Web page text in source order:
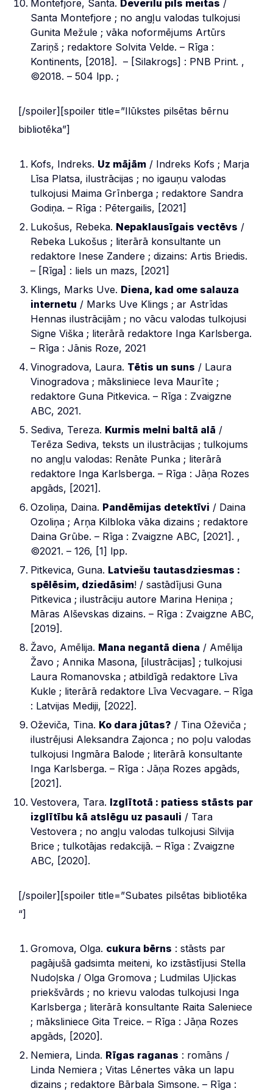
Montefjore, Santa. Deverilu pils meitas /
Santa Montefjore ; no angļu valodas tulkojusi
Gunita Mežule ; vāka noformējums Artūrs
Zariņš ; redaktore Solvita Velde. – Rīga :
Kontinents, [2018]. – [Silakrogs] : PNB Print. ,
©2018. – 504 lpp. ;
[/spoiler][spoiler title=”Ilūkstes pilsētas bērnu
bibliotēka”]
Kofs, Indreks. Uz mājām / Indreks Kofs ; Marja
Līsa Platsa, ilustrācijas ; no igauņu valodas
tulkojusi Maima Grīnberga ; redaktore Sandra
Godiņa. – Rīga : Pētergailis, [2021]
Lukošus, Rebeka. Nepaklausīgais vectēvs /
Rebeka Lukošus ; literārā konsultante un
redaktore Inese Zandere ; dizains: Artis Briedis.
– [Rīga] : liels un mazs, [2021]
Klings, Marks Uve. Diena, kad ome salauza
internetu / Marks Uve Klings ; ar Astrīdas
Hennas ilustrācijām ; no vācu valodas tulkojusi
Signe Viška ; literārā redaktore Inga Karlsberga.
– Rīga : Jānis Roze, 2021
Vinogradova, Laura. Tētis un suns / Laura
Vinogradova ; māksliniece Ieva Maurīte ;
redaktore Guna Pitkevica. – Rīga : Zvaigzne
ABC, 2021.
Sediva, Tereza. Kurmis melni baltā alā /
Terēza Sediva, teksts un ilustrācijas ; tulkojums
no angļu valodas: Renāte Punka ; literārā
redaktore Inga Karlsberga. – Rīga : Jāņa Rozes
apgāds, [2021].
Ozoliņa, Daina. Pandēmijas detektīvi / Daina
Ozoliņa ; Arņa Kilbloka vāka dizains ; redaktore
Daina Grūbe. – Rīga : Zvaigzne ABC, [2021]. ,
©2021. – 126, [1] lpp.
Pitkevica, Guna. Latviešu tautasdziesmas :
spēlēsim, dziedāsim! / sastādījusi Guna
Pitkevica ; ilustrāciju autore Marina Heniņa ;
Māras Alševskas dizains. – Rīga : Zvaigzne ABC,
[2019].
Žavo, Amēlija. Mana negantā diena / Amēlija
Žavo ; Annika Masona, [ilustrācijas] ; tulkojusi
Laura Romanovska ; atbildīgā redaktore Līva
Kukle ; literārā redaktore Līva Vecvagare. – Rīga
: Latvijas Mediji, [2022].
Oževiča, Tina. Ko dara jūtas? / Tina Oževiča ;
ilustrējusi Aleksandra Zajonca ; no poļu valodas
tulkojusi Ingmāra Balode ; literārā konsultante
Inga Karlsberga. – Rīga : Jāņa Rozes apgāds,
[2021].
Vestovera, Tara. Izglītotā : patiess stāsts par
izglītību kā atslēgu uz pasauli / Tara
Vestovera ; no angļu valodas tulkojusi Silvija
Brice ; tulkotājas redakcijā. – Rīga : Zvaigzne
ABC, [2020].
[/spoiler][spoiler title=”Subates pilsētas bibliotēka
“]
Gromova, Olga. cukura bērns : stāsts par
pagājušā gadsimta meiteni, ko izstāstījusi Stella
Nudoļska / Olga Gromova ; Ludmilas Uļickas
priekšvārds ; no krievu valodas tulkojusi Inga
Karlsberga ; literārā konsultante Raita Saleniece
; māksliniece Gita Treice. – Rīga : Jāņa Rozes
apgāds, [2020].
Nemiera, Linda. Rīgas raganas : romāns /
Linda Nemiera ; Vitas Lēnertes vāka un lapu
dizains ; redaktore Bārbala Simsone. – Rīga :